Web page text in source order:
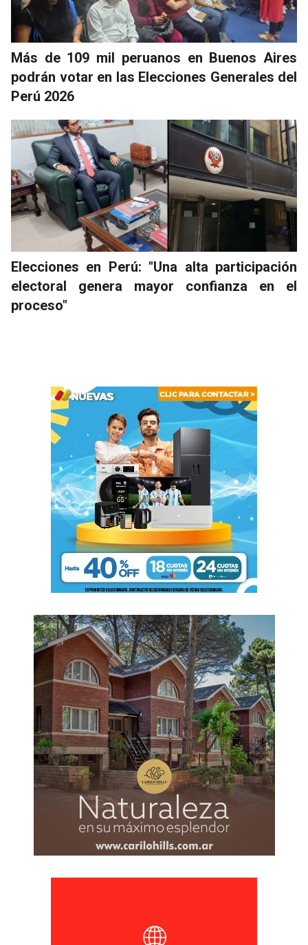
Más de 109 mil peruanos en Buenos Aires
podrán votar en las Elecciones Generales del
Perú 2026
Elecciones en Perú: "Una alta participación
electoral genera mayor confianza en el
proceso"